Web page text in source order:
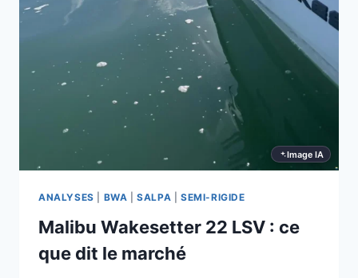
Image IA
ANALYSES BWA |SALPA SEMI-RIGIDE
Malibu Wakesetter 22 LSV : ce
que dit le marché